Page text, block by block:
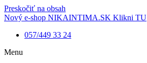
Preskočiť na obsah
Nový e-shop NIKAINTIMA.SK Klikni TU
057/449 33 24
Menu